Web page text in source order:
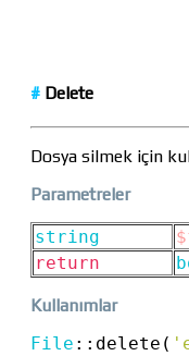
# Delete
Dosya silmek için
Parametreler
string
return
Kullanımlar
File :: delete(